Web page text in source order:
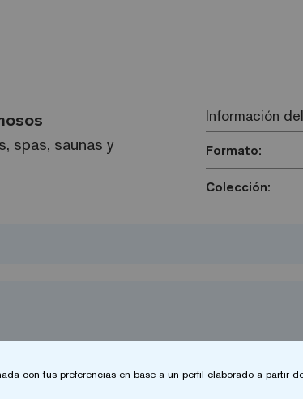
spas, saunas y
Información
Formato:
Colección:
con tus preferencias en base a un perfil elaborado a partir